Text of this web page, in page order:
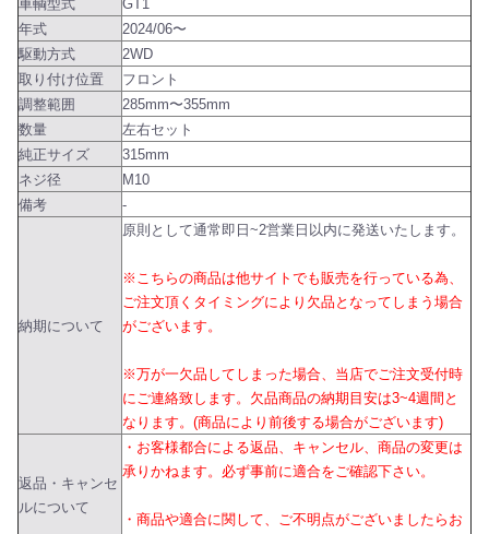
車輌型式
GT1
年式
2024/06〜
駆動方式
2WD
取り付け位置
フロント
調整範囲
285mm〜355mm
数量
左右セット
純正サイズ
315mm
ネジ径
M10
備考
-
納期について
原則として通常即日~2営業日以内に発送いたします。
※こちらの商品は他サイトでも販売を行っている為、
ご注文頂くタイミングにより欠品となってしまう場合
がございます。
※万が一欠品してしまった場合、当店でご注文受付時
にご連絡致します。欠品商品の納期目安は3~4週間と
なります。(商品により前後する場合がございます)
返品・キャンセ
ルについて
・お客様都合による返品、キャンセル、商品の変更は
承りかねます。必ず事前に適合をご確認下さい。
・商品や適合に関して、ご不明点がございましたらお